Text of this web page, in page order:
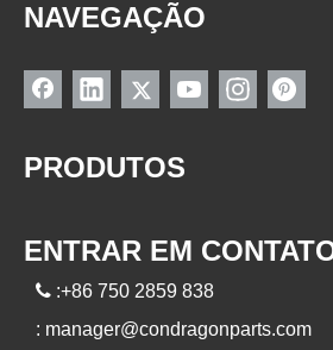
NAVEGAÇÃO
PRODUTOS
ENTRAR EM
 :+86 750 2859 838
: manager@condragonparts.com